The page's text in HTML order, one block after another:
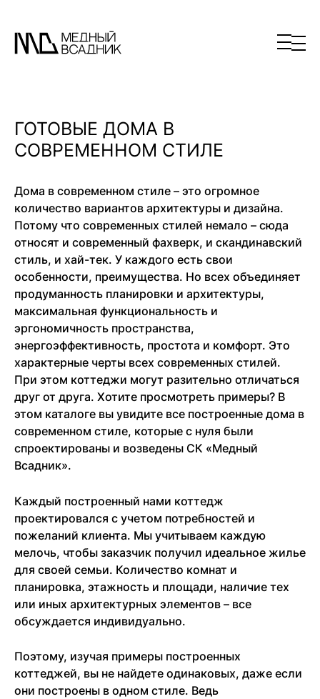
ГОТОВЫЕ ДОМА В
СОВРЕМЕННОМ СТИЛЕ
Дома в современном стиле – это огромное
количество вариантов архитектуры и дизайна.
Потому что современных стилей немало – сюда
относят и современный фахверк, и скандинавский
стиль, и хай-тек. У каждого есть свои
особенности, преимущества. Но всех объединяет
продуманность планировки и архитектуры,
максимальная функциональность и
эргономичность пространства,
энергоэффективность, простота и комфорт. Это
характерные черты всех современных стилей.
При этом коттеджи могут разительно отличаться
друг от друга. Хотите просмотреть примеры? В
этом каталоге вы увидите все построенные дома в
современном стиле, которые с нуля были
спроектированы и возведены СК «Медный
Всадник».
Каждый построенный нами коттедж
проектировался с учетом потребностей и
пожеланий клиента. Мы учитываем каждую
мелочь, чтобы заказчик получил идеальное жилье
для своей семьи. Количество комнат и
планировка, этажность и площади, наличие тех
или иных архитектурных элементов – все
обсуждается индивидуально.
Поэтому, изучая примеры построенных
коттеджей, вы не найдете одинаковых, даже если
они построены в одном стиле. Ведь